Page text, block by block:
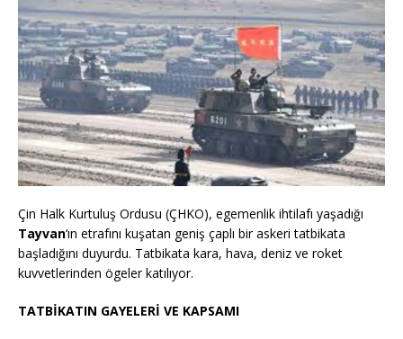
Çin Halk Kurtuluş Ordusu (ÇHKO), egemenlik ihtilafı yaşadığı
Tayvan‘ın etrafını kuşatan geniş çaplı bir askeri tatbikata
başladığını duyurdu. Tatbikata kara, hava, deniz ve roket
kuvvetlerinden ögeler katılıyor.
TATBİKATIN GAYELERİ VE KAPSAMI